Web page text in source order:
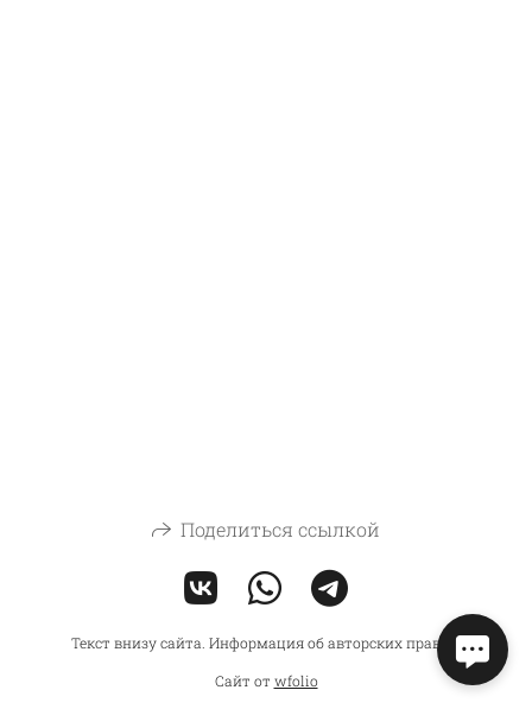
Поделиться ссылкой
Текст внизу сайта. Информация об авторских правах.
Сайт от wfolio